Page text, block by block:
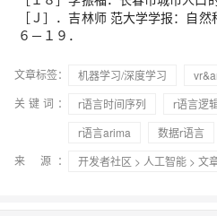
［Ｊ］．吉林师 范大学学报：自
６－１９．
文章标签： 机器学习/深度学习
关键词：
r语言时间序列 r语言逻
r语言arima
数据r语言
来 源：
开发者社区 > 人工智能 > 文